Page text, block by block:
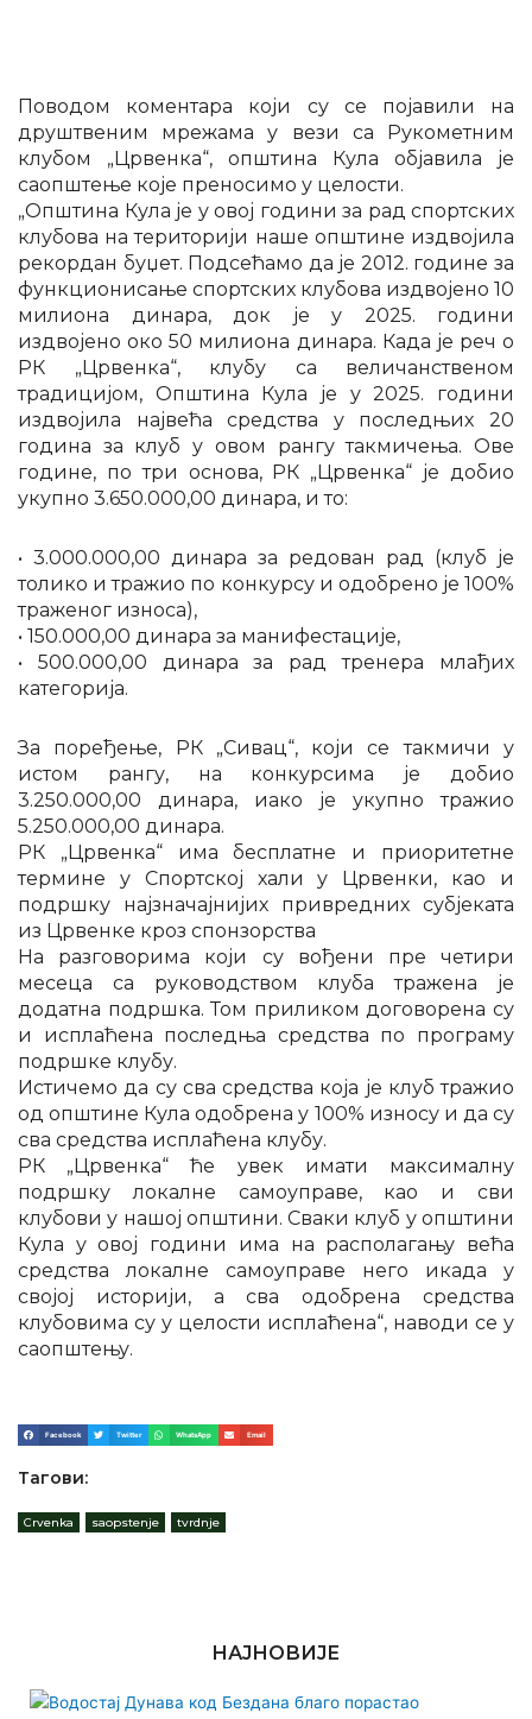
Поводом коментара који су се појавили на
друштвеним мрежама у вези са Рукометним
клубом „Црвенка“, општина Кула објавила је
саопштење које преносимо у целости.
„Општина Кула је у овој години за рад спортских
клубова на територији наше општине издвојила
рекордан буџет. Подсећамо да је 2012. године за
функционисање спортских клубова издвојено 10
милиона динара, док је у 2025. години
издвојено око 50 милиона динара. Када је реч о
РК „Црвенка“, клубу са величанственом
традицијом, Општина Кула је у 2025. години
издвојила највећа средства у последњих 20
година за клуб у овом рангу такмичења. Ове
године, по три основа, РК „Црвенка“ је добио
укупно 3.650.000,00 динара, и то:
• 3.000.000,00 динара за редован рад (клуб је
толико и тражио по конкурсу и одобрено је 100%
траженог износа),
• 150.000,00 динара за манифестације,
• 500.000,00 динара за рад тренера млађих
категорија.
За поређење, РК „Сивац“, који се такмичи у
истом рангу, на конкурсима је добио
3.250.000,00 динара, иако је укупно тражио
5.250.000,00 динара.
РК „Црвенка“ има бесплатне и приоритетне
термине у Спортској хали у Црвенки, као и
подршку најзначајнијих привредних субјеката
из Црвенке кроз спонзорства
На разговорима који су вођени пре четири
месеца са руководством клуба тражена је
додатна подршка. Том приликом договорена су
и исплаћена последња средства по програму
подршке клубу.
Истичемо да су сва средства која је клуб тражио
од општине Кула одобрена у 100% износу и да су
сва средства исплаћена клубу.
РК „Црвенка“ ће увек имати максималну
подршку локалне самоуправе, као и сви
клубови у нашој општини. Сваки клуб у општини
Кула у овој години има на располагању већа
средства локалне самоуправе него икада у
својој историји, а сва одобрена средства
клубовима су у целости исплаћена“, наводи се у
саопштењу.
Facebook Twitter WhatsApp Email
Тагови:
Crvenka saopstenje tvrdnje
НАЈНОВИЈЕ